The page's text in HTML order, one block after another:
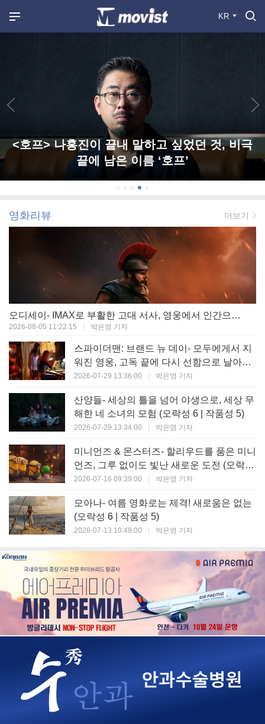
KR
<호프> 나홍진이 끝내 말하고 싶었던 것, 비극
끝에 남은 이름 ‘호프’
영화리뷰 더보기
오디세이- IMAX로 부활한 고대 서사, 영웅에서 인간으로의 귀환 (오락성 9 | 작품성 9)
2026-08-05 11:22:15 박은영 기자
스파이더맨: 브랜드 뉴 데이- 모두에게서 지
워진 영웅, 고독 끝에 다시 선함으로 날아오
르다 (오락성 8 | 작품성 8)
2026-07-29 13:36:00 박은영 기자
산양들- 세상의 틀을 넘어 야생으로, 세상 무
해한 네 소녀의 모험 (오락성 6 | 작품성 5)
2026-07-29 13:34:00 박은영 기자
미니언즈 & 몬스터즈- 할리우드를 품은 미니
언즈, 그루 없이도 빛난 새로운 도전 (오락성
7 | 작품성 6)
2026-07-16 09:39:00 박은영 기자
모아나- 여름 영화로는 제격! 새로움은 없는
(오락성 6 | 작품성 5)
2026-07-13 10:49:00 박은영 기자